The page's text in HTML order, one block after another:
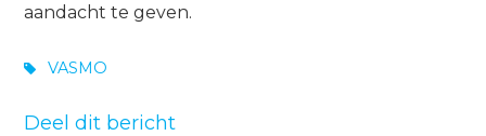
aandacht te geven.
VASMO
Deel dit bericht